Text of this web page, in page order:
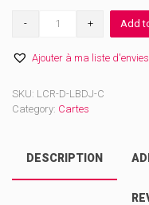
Jésus
Add
Ajouter à ma liste d'envies
SKU: LCR-D-LBDJ-C
Category: Cartes
DESCRIPTION